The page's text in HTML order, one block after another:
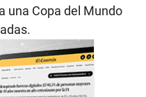
una Copa del Mundo